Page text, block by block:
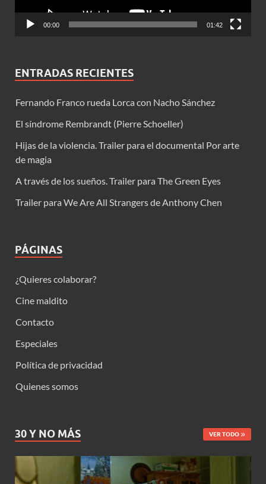
00:00 01:42
ENTRADAS RECIENTES
Fernando Franco rueda Lorca con Nacho Sánchez
El síndrome Rembrandt (Pierre Schoeller)
Hijas de la violencia. Trailer para el documental Por arte
de magia
A través de los sueños. Trailer para The Green Eyes
Trailer para We Are All Strangers de Anthony Chen
PÁGINAS
¿Quieres colaborar?
Cine maldito
Contacto
Especiales
Política de privacidad
Quienes somos
30 Y NO MÁS VER TODO